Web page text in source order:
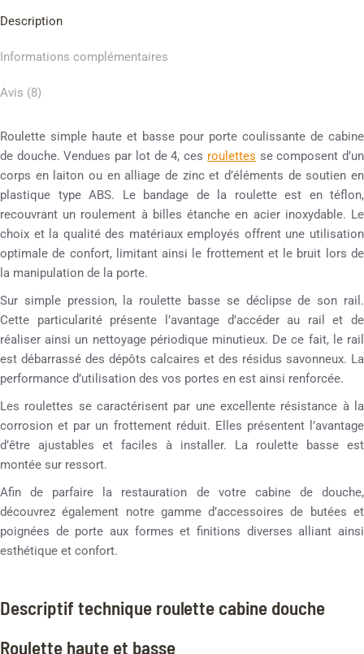
Description
Informations complémentaires
Avis (8)
Roulette simple haute et basse pour porte coulissante de cabine
de douche. Vendues par lot de 4, ces roulettes se composent d’un
corps en laiton ou en alliage de zinc et d’éléments de soutien en
plastique type ABS. Le bandage de la roulette est en téflon,
recouvrant un roulement à billes étanche en acier inoxydable. Le
choix et la qualité des matériaux employés offrent une utilisation
optimale de confort, limitant ainsi le frottement et le bruit lors de
la manipulation de la porte.
Sur simple pression, la roulette basse se déclipse de son rail.
Cette particularité présente l’avantage d’accéder au rail et de
réaliser ainsi un nettoyage périodique minutieux. De ce fait, le rail
est débarrassé des dépôts calcaires et des résidus savonneux. La
performance d’utilisation des vos portes en est ainsi renforcée.
Les roulettes se caractérisent par une excellente résistance à la
corrosion et par un frottement réduit. Elles présentent l’avantage
d’être ajustables et faciles à installer. La roulette basse est
montée sur ressort.
Afin de parfaire la restauration de votre cabine de douche,
découvrez également notre gamme d’accessoires de butées et
poignées de porte aux formes et finitions diverses alliant ainsi
esthétique et confort.
Descriptif technique roulette cabine douche
Roulette haute et basse